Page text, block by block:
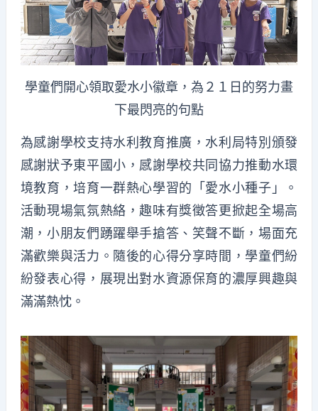
學童們開心領取愛水小徽章，為２１日的努力畫
下最閃亮的句點
為感謝學校支持水利教育推廣，水利局特別頒發
感謝狀予東平國小，感謝學校共同協力推動水環
境教育，培育一群熱心學習的「愛水小種子」。
活動現場氣氛熱絡，趣味有獎徵答更掀起全場高
潮，小朋友們踴躍舉手搶答、笑聲不斷，場面充
滿歡樂與活力。隨後的心得分享時間，學童們紛
紛發表心得，展現出對水資源保育的濃厚興趣與
滿滿熱忱。